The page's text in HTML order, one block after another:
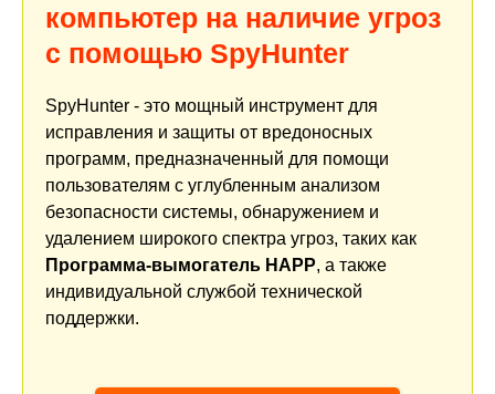
компьютер на наличие угроз
с помощью SpyHunter
SpyHunter - это мощный инструмент для
исправления и защиты от вредоносных
программ, предназначенный для помощи
пользователям с углубленным анализом
безопасности системы, обнаружением и
удалением широкого спектра угроз, таких как
Программа-вымогатель HAPP, а также
индивидуальной службой технической
поддержки.